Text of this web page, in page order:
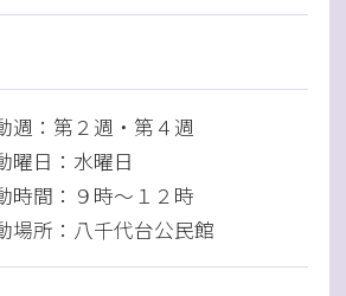
：第２週・第４週
日：水曜日
間：９時～１２時
所：八千代台公民館